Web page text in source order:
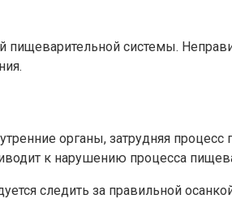
системы.
органы, затрудняя процесс
к нарушению процесса
следить за правильной